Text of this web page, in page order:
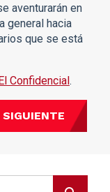
aventurarán en
general hacia
que se está
Confidencial.
SIGUIENTE